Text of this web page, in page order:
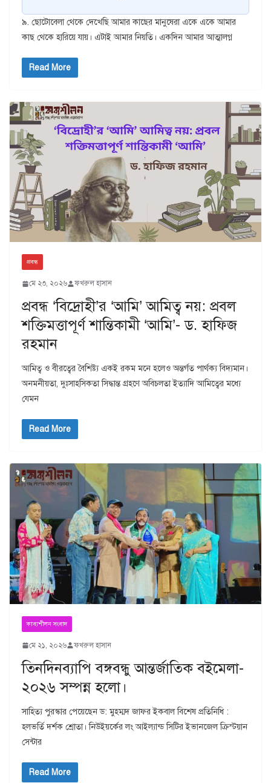
৯. ছোটোবেলা থেকে দেখেছি আমার কাছের মানুষেরা একে একে আমার
কাছ থেকে হারিয়ে যায়। এটাই আমার নিয়তি। একদিন আমার আত্মালগ্ন
Read More
প্রবন্ধ
মে ২৩, ২০২৬ ফখরুল হাসান
প্রবন্ধ ‘বিদ্রোহী’র ‘আমি’ আমিত্ব নয়: প্রবল
শক্তিমত্তাপূর্ণ শান্তিকামী ‘আমি’- ড. হাফিজ
রহমান
আমিত্ব ও বীরত্বের বৈশিষ্ট্য একই রকম মনে হলেও অন্তর্গত পার্থক্য বিদ্যমান।
অনমনীয়তা, দুঃসাহসিকতা সিদ্ধান্ত গ্রহণে অবিচলতা ইত্যাদি আমিত্বের মধ্যে
যেমন
Read More
কাব্যশীলন সংবাদ
মে ২১, ২০২৬ ফখরুল হাসান
তিনদিনব্যাপি বঙ্গবন্ধু আন্তর্জাতিক বইমেলা-
২০২৬ সম্পন্ন হলো।
সাহিত্য পুরস্কার পেয়েছেন ড: মুহম্মদ জাফর ইকবাল বিশেষ প্রতিনিধি :
হলভর্তি দর্শক শ্রোতা। নিউইয়র্কের লং আইল্যান্ড সিটির ইভানজেল ক্রিস্টয়ান
সেন্টার
Read More